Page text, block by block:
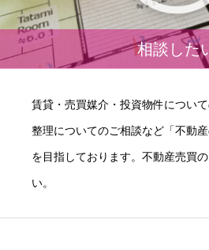
相談した
賃貸・売買媒介・投資物件につい
整理についてのご相談など「不動産
を目指しております。不動産売買
い。